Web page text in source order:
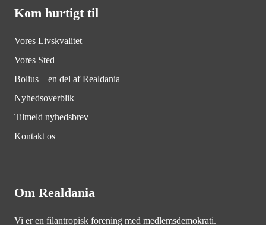
Kom hurtigt til
Vores Livskvalitet
Vores Sted
Bolius – en del af Realdania
Nyhedsoverblik
Tilmeld nyhedsbrev
Kontakt os
Om Realdania
Vi er en filantropisk forening med medlemsdemokrati.